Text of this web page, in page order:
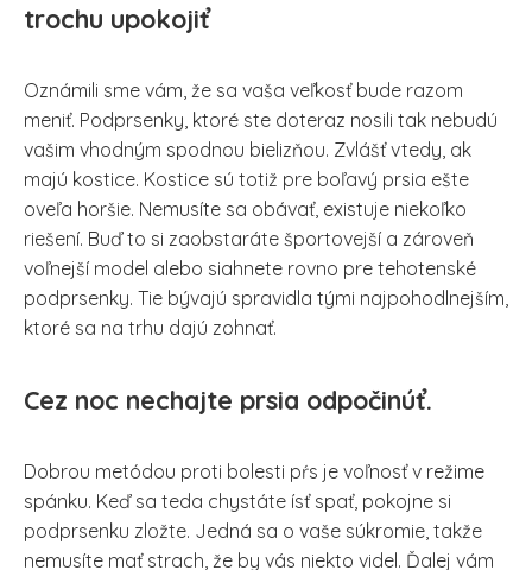
trochu upokojiť
Oznámili sme vám, že sa vaša veľkosť bude razom
meniť. Podprsenky, ktoré ste doteraz nosili tak nebudú
vašim vhodným spodnou bielizňou. Zvlášť vtedy, ak
majú kostice. Kostice sú totiž pre boľavý prsia ešte
oveľa horšie. Nemusíte sa obávať, existuje niekoľko
riešení. Buď to si zaobstaráte športovejší a zároveň
voľnejší model alebo siahnete rovno pre tehotenské
podprsenky. Tie bývajú spravidla tými najpohodlnejším,
ktoré sa na trhu dajú zohnať.
Cez noc nechajte prsia odpočinúť.
Dobrou metódou proti bolesti pŕs je voľnosť v režime
spánku. Keď sa teda chystáte ísť spať, pokojne si
podprsenku zložte. Jedná sa o vaše súkromie, takže
nemusíte mať strach, že by vás niekto videl. Ďalej vám